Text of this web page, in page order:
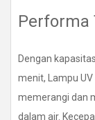
Performa
Dengan
menit, Lampu
memerangi dan
dalam air.